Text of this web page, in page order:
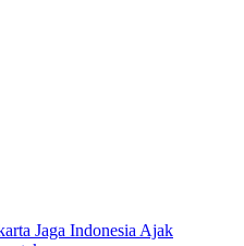
Jaga Indonesia Ajak